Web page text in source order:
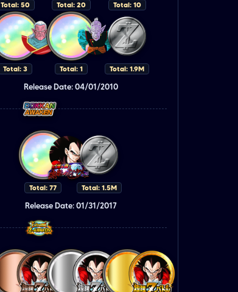
Total: 50 Total: 20 Total: 10
Total: 3 Total: 1 Total: 1.9M
Release Date: 04/01/2010
Total: 77 Total: 1.5M
Release Date: 01/31/2017